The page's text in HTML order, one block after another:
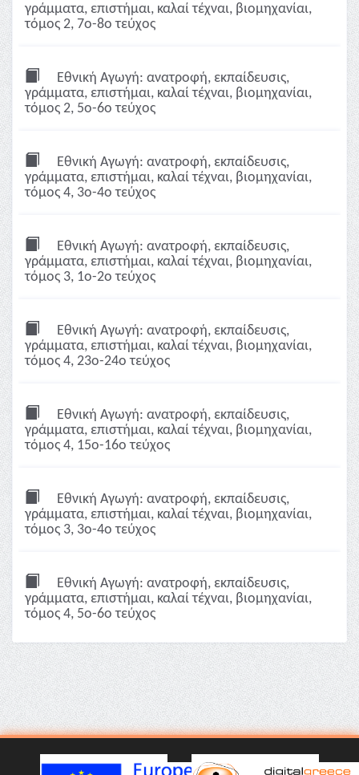
γράμματα, επιστήμαι, καλαί τέχναι, βιομηχανίαι,
τόμος 2, 7ο-8ο τεύχος
Εθνική Αγωγή: ανατροφή, εκπαίδευσις,
γράμματα, επιστήμαι, καλαί τέχναι, βιομηχανίαι,
τόμος 2, 5ο-6ο τεύχος
Εθνική Αγωγή: ανατροφή, εκπαίδευσις,
γράμματα, επιστήμαι, καλαί τέχναι, βιομηχανίαι,
τόμος 4, 3ο-4ο τεύχος
Εθνική Αγωγή: ανατροφή, εκπαίδευσις,
γράμματα, επιστήμαι, καλαί τέχναι, βιομηχανίαι,
τόμος 3, 1ο-2ο τεύχος
Εθνική Αγωγή: ανατροφή, εκπαίδευσις,
γράμματα, επιστήμαι, καλαί τέχναι, βιομηχανίαι,
τόμος 4, 23ο-24ο τεύχος
Εθνική Αγωγή: ανατροφή, εκπαίδευσις,
γράμματα, επιστήμαι, καλαί τέχναι, βιομηχανίαι,
τόμος 4, 15ο-16ο τεύχος
Εθνική Αγωγή: ανατροφή, εκπαίδευσις,
γράμματα, επιστήμαι, καλαί τέχναι, βιομηχανίαι,
τόμος 3, 3ο-4ο τεύχος
Εθνική Αγωγή: ανατροφή, εκπαίδευσις,
γράμματα, επιστήμαι, καλαί τέχναι, βιομηχανίαι,
τόμος 4, 5ο-6ο τεύχος